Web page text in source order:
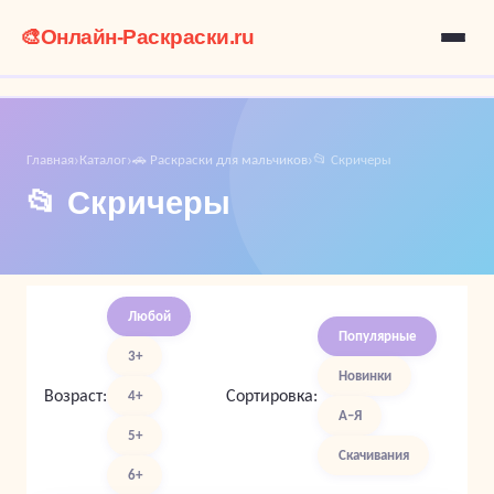
🎨Онлайн-Раскраски.ru
Главная›Каталог›🚗 Раскраски для мальчиков›📂 Скричеры
📂 Скричеры
Возраст:
Любой
3+
4+
5+
6+
Сортировка:
Популярные
Новинки
А–Я
Скачивания